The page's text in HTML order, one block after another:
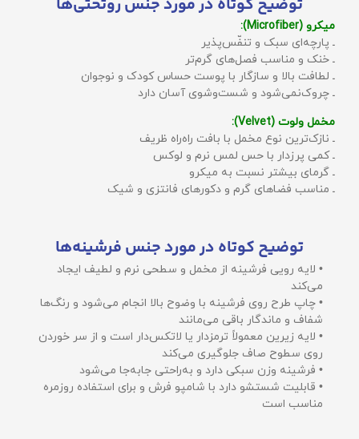
توضیح کوتاه در مورد جنس روتختی‌ها
میکرو (Microfiber):
ـ پارچه‌ای سبک و تنفّس‌پذیر
ـ خنک و مناسب فصل‌های گرم‌تر
ـ لطافت بالا و سازگار با پوست حساس کودک و نوجوان
ـ چروک‌نمی‌شود و شست‌وشوی آسان دارد
مخمل ولوت (Velvet):
ـ نازک‌ترین نوع مخمل با بافت راه‌راه ظریف
ـ کمی پرزدار با حس لمس نرم و لوکس
ـ گرمای بیشتر نسبت به میکرو
ـ مناسب فضاهای گرم و دکورهای فانتزی و شیک
توضیح کوتاه در مورد جنس فرشینه‌ها
• لایه رویی فرشینه از مخمل و سطحی نرم و لطیف ایجاد
می‌کند
• چاپ طرح روی فرشینه با وضوح بالا انجام می‌شود و رنگ‌ها
شفاف و ماندگار باقی می‌مانند
• لایه زیرین معمولاً ترمزدار یا لاتکس‌دار است و از سر خوردن
روی سطوح صاف جلوگیری می‌کند
• فرشینه وزن سبکی دارد و به‌راحتی جابه‌جا می‌شود
• قابلیت شستشو دارد با شامپو فرش و برای استفاده روزمره
مناسب است